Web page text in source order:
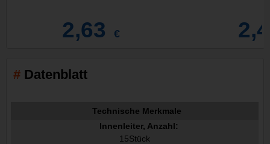
2,63 €
Datenblatt
Technische Merkmale
Innenleiter, Anzahl:
15Stück